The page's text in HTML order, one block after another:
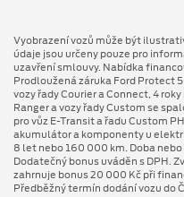
Vyobrazení vozů může být
údaje jsou určeny pouze pro
uzavření smlouvy. Nabídka
Prodloužená záruka Ford Protect
vozy řady Courier a Connect, 4
Ranger a vozy řady Custom se
pro vůz E-Transit a řadu Custom
akumulátor a komponenty u
8 let nebo 160 000 km. Doba
Dodatečný bonus uváděn s DPH.
zahrnuje bonus 20 000 Kč při
Předběžný termín dodání vozu do